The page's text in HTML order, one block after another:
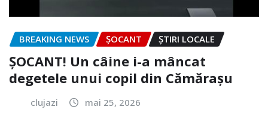
BREAKING NEWS ȘOCANT ȘTIRI LOCALE
ȘOCANT! Un câine i-a mâncat
degetele unui copil din Cămărașu
clujazi mai 25, 2026